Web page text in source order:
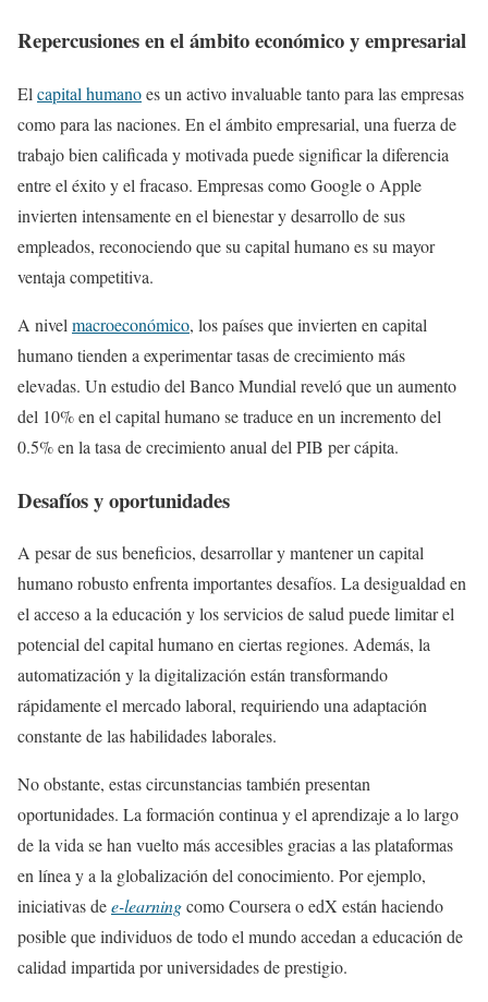
Repercusiones en el ámbito económico y empresarial
El capital humanoes un activo invaluable tanto para las empresas
como para las naciones. En el ámbito empresarial, una fuerza de
trabajo bien calificada y motivada puede significar la diferencia
entre el éxito y el fracaso. Empresas como Google o Apple
invierten intensamente en el bienestar y desarrollo de sus
empleados, reconociendo que su capital humano es su mayor
ventaja competitiva.
A nivel macroeconómico, los países que invierten en capital
humano tienden a experimentar tasas de crecimiento más
elevadas. Un estudio del Banco Mundial reveló que un aumento
del 10% en el capital humano se traduce en un incremento del
0.5% en la tasa de crecimiento anual del PIB per cápita.
Desafíos y oportunidades
A pesar de sus beneficios, desarrollar y mantener un capital
humano robusto enfrenta importantes desafíos. La desigualdad en
el acceso a la educación y los servicios de salud puede limitar el
potencial del capital humano en ciertas regiones. Además, la
automatización y la digitalización están transformando
rápidamente el mercado laboral, requiriendo una adaptación
constante de las habilidades laborales.
No obstante, estas circunstancias también presentan
oportunidades. La formación continua y el aprendizaje a lo largo
de la vida se han vuelto más accesibles gracias a las plataformas
en línea y a la globalización del conocimiento. Por ejemplo,
iniciativas dee-learningcomo Coursera o edX están haciendo
posible que individuos de todo el mundo accedan a educación de
calidad impartida por universidades de prestigio.